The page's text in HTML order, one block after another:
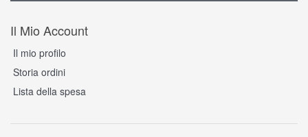
Il Mio Account
Il mio profilo
Storia ordini
Lista della spesa